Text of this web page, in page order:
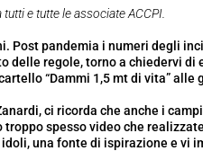
e tutte le associate ACCPI.
Post pandemia i numeri degli
delle regole, torno a chiedervi di
“Dammi 1,5 mt di vita” alle
ci ricorda che anche i
spesso video che
una fonte di ispirazione e vi